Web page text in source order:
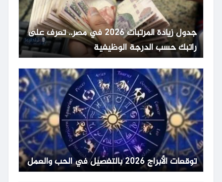
جدول زيادة المرتبات 2026 في مصر.. تعرف على
راتبك حسب الدرجة الوظيفية
توقعات الأبراج 2026 بالتفصيل في الحب والعمل